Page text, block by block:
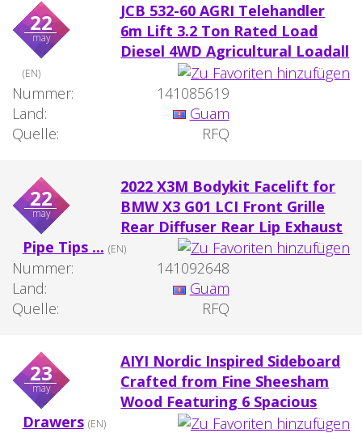
22
may
JCB 532-60 AGRI Telehandler
6m Lift 3.2 Ton Rated Load
Diesel 4WD Agricultural Loadall
(EN)
Nummer:
141085619
Land:
Guam
Quelle:
RFQ
22
may
2022 X3M Bodykit Facelift for
BMW X3 G01 LCI Front Grille
Rear Diffuser Rear Lip Exhaust
Pipe Tips ... (EN)
Nummer:
141092648
Land:
Guam
Quelle:
RFQ
23
may
AIYI Nordic Inspired Sideboard
Crafted from Fine Sheesham
Wood Featuring 6 Spacious
Drawers (EN)